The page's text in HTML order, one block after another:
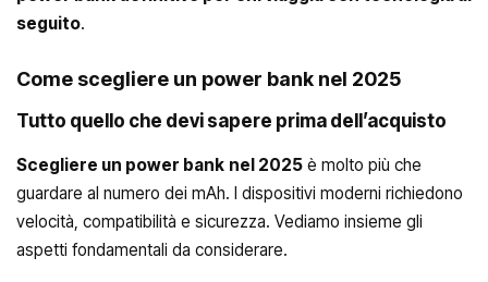
seguito.
Come scegliere un power bank nel 2025
Tutto quello che devi sapere prima dell’acquisto
Scegliere un power bank nel 2025 è molto più che
guardare al numero dei mAh. I dispositivi moderni richiedono
velocità, compatibilità e sicurezza. Vediamo insieme gli
aspetti fondamentali da considerare.